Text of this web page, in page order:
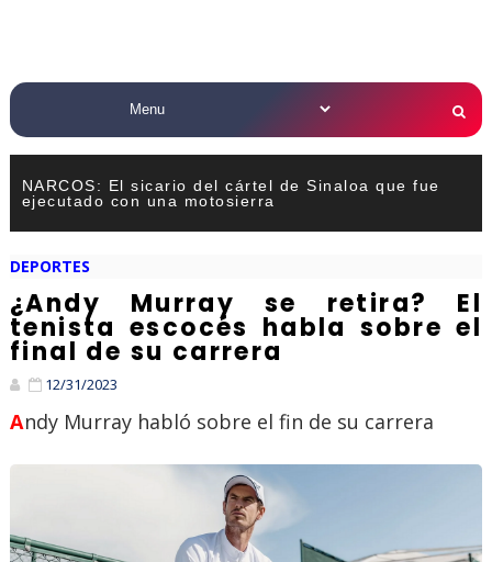
NARCOS: El sicario del cártel de Sinaloa que fue
ejecutado con una motosierra
DEPORTES
¿Andy Murray se retira? El
tenista escocés habla sobre el
final de su carrera
12/31/2023
Andy Murray habló sobre el fin de su carrera